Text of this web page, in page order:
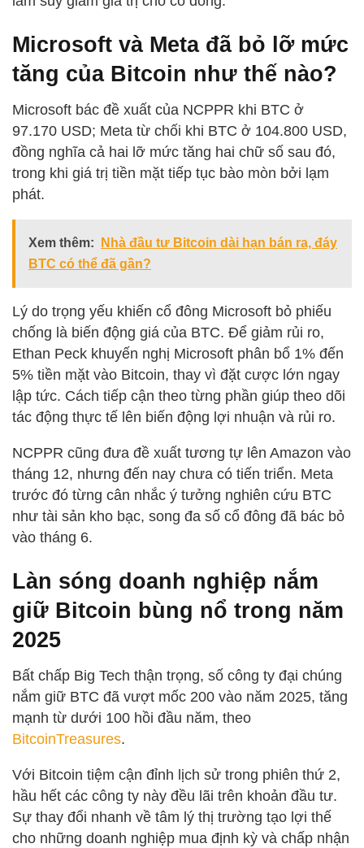
Microsoft và Meta đã bỏ lỡ mức
tăng của Bitcoin như thế nào?
Microsoft bác đề xuất của NCPPR khi BTC ở
97.170 USD; Meta từ chối khi BTC ở 104.800 USD,
đồng nghĩa cả hai lỡ mức tăng hai chữ số sau đó,
trong khi giá trị tiền mặt tiếp tục bào mòn bởi lạm
phát.
Xem thêm:
Nhà đầu tư Bitcoin dài hạn bán ra, đáy
BTC có thể đã gần?
Lý do trọng yếu khiến cổ đông Microsoft bỏ phiếu
chống là biến động giá của BTC. Để giảm rủi ro,
Ethan Peck khuyến nghị Microsoft phân bổ 1% đến
5% tiền mặt vào Bitcoin, thay vì đặt cược lớn ngay
lập tức. Cách tiếp cận theo từng phần giúp theo dõi
tác động thực tế lên biến động lợi nhuận và rủi ro.
NCPPR cũng đưa đề xuất tương tự lên Amazon vào
tháng 12, nhưng đến nay chưa có tiến triển. Meta
trước đó từng cân nhắc ý tưởng nghiên cứu BTC
như tài sản kho bạc, song đa số cổ đông đã bác bỏ
vào tháng 6.
Làn sóng doanh nghiệp nắm
giữ Bitcoin bùng nổ trong năm
2025
Bất chấp Big Tech thận trọng, số công ty đại chúng
nắm giữ BTC đã vượt mốc 200 vào năm 2025, tăng
mạnh từ dưới 100 hồi đầu năm, theo
BitcoinTreasures.
Với Bitcoin tiệm cận đỉnh lịch sử trong phiên thứ 2,
hầu hết các công ty này đều lãi trên khoản đầu tư.
Sự thay đổi nhanh về tâm lý thị trường tạo lợi thế
cho những doanh nghiệp mua định kỳ và chấp nhận